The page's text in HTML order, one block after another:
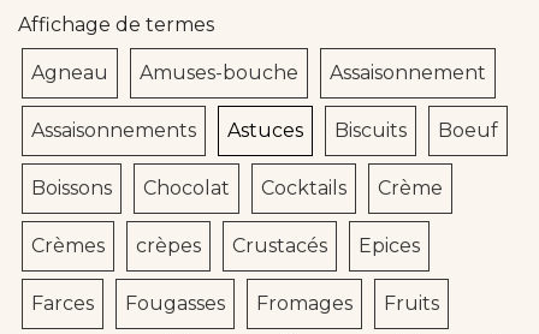
Affichage de termes
Agneau Amuses-bouche Assaisonnement
Assaisonnements Astuces Biscuits Boeuf
Boissons Chocolat Cocktails Crème
Crèmes crèpes Crustacés Epices
Farces Fougasses Fromages Fruits